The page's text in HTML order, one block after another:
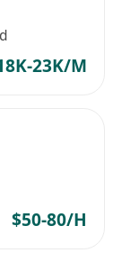
23K/M
$50-80/H